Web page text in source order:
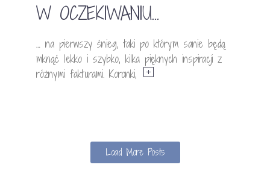
W OCZEKIWANIU…
… na pierwszy śnieg, taki po którym sanie będą
mknąć lekko i szybko, kilka pięknych inspiracji z
różnymi fakturami. Koronki,
Load More Posts